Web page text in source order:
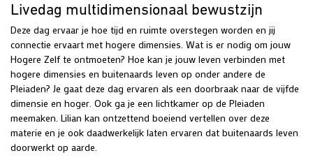
Livedag multidimensionaal bewustzijn
Deze dag ervaar je hoe tijd en ruimte overstegen worden en jij
connectie ervaart met hogere dimensies. Wat is er nodig om jouw
Hogere Zelf te ontmoeten? Hoe kan je jouw leven verbinden met
hogere dimensies en buitenaards leven op onder andere de
Pleiaden? Je gaat deze dag ervaren als een doorbraak naar de vijfde
dimensie en hoger. Ook ga je een lichtkamer op de Pleiaden
meemaken. Lilian kan ontzettend boeiend vertellen over deze
materie en je ook daadwerkelijk laten ervaren dat buitenaards leven
doorwerkt op aarde.